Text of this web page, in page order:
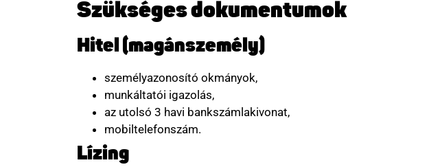
Szükséges dokumentumok
Hitel (magánszemély)
személyazonosító okmányok,
munkáltatói igazolás,
az utolsó 3 havi bankszámlakivonat,
mobiltelefonszám.
Lízing